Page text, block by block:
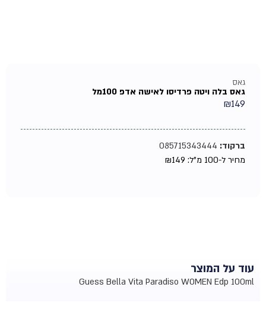
גאס
גאס בלה ויטה פרדיסו לאישה אדפ 100מל
₪149
ברקוד:085715343444
מחיר ל-100 מ"ל:
₪149
עוד על המוצר
Guess Bella Vita Paradiso WOMEN Edp 100ml